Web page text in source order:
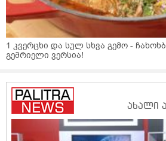
1 კვერცხი და სულ სხვა გემო -
გემრიელი ვერსია!